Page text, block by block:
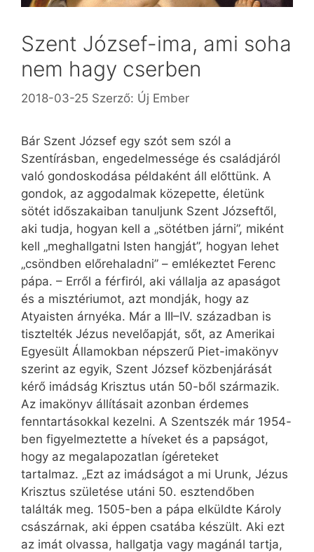
Szent József-ima, ami soha
nem hagy cserben
2018-03-25 Szerző: Új Ember
Bár Szent József egy szót sem szól a
Szentírásban, engedelmessége és családjáról
való gondoskodása példaként áll előttünk. A
gondok, az aggodalmak közepette, életünk
sötét időszakaiban tanuljunk Szent Józseftől,
aki tudja, hogyan kell a „sötétben járni”, miként
kell „meghallgatni Isten hangját”, hogyan lehet
„csöndben előrehaladni” – emlékeztet Ferenc
pápa. – Erről a férfiról, aki vállalja az apaságot
és a misztériumot, azt mondják, hogy az
Atyaisten árnyéka. Már a III–IV. században is
tisztelték Jézus nevelőapját, sőt, az Amerikai
Egyesült Államokban népszerű Piet-imakönyv
szerint az egyik, Szent József közbenjárását
kérő imádság Krisztus után 50-ből származik.
Az imakönyv állításait azonban érdemes
fenntartásokkal kezelni. A Szentszék már 1954-
ben figyelmeztette a híveket és a papságot,
hogy az megalapozatlan ígéreteket
tartalmaz. „Ezt az imádságot a mi Urunk, Jézus
Krisztus születése utáni 50. esztendőben
találták meg. 1505-ben a pápa elküldte Károly
császárnak, aki éppen csatába készült. Aki ezt
az imát olvassa, hallgatja vagy magánál tartja,